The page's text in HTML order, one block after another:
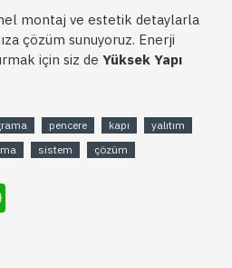
montaj ve estetik detaylarla
çözüm sunuyoruz. Enerji
için siz de Yüksek Yapı
pencere kapı
yalıtım
sistem çözüm